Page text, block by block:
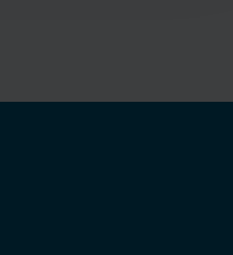
du kan kontakta oss.